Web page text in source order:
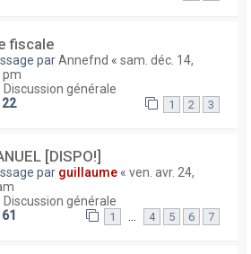
fiscale
parAnnefnd « sam. déc. 14,
pm
Discussion générale
22 1 2 3
[DISPO!]
par guillaume « ven. avr. 24,
Discussion générale
61 1 … 4 5 6 7